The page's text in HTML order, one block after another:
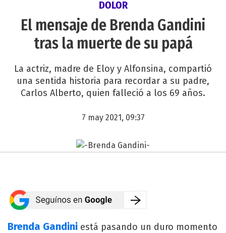
DOLOR
El mensaje de Brenda Gandini
tras la muerte de su papá
La actriz, madre de Eloy y Alfonsina, compartió
una sentida historia para recordar a su padre,
Carlos Alberto, quien falleció a los 69 años.
7 may 2021, 09:37
Brenda Gandini está pasando un duro momento